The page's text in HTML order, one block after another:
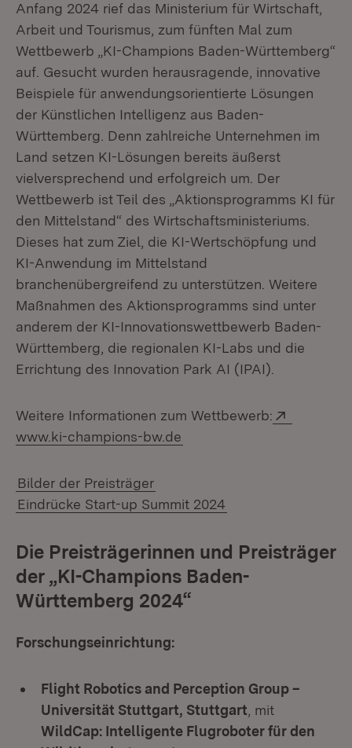
Anfang 2024 rief das Ministerium für Wirtschaft,
Arbeit und Tourismus, zum fünften Mal zum
Wettbewerb „KI-Champions Baden-Württemberg“
auf. Gesucht wurden herausragende, innovative
Beispiele für anwendungsorientierte Lösungen
der Künstlichen Intelligenz aus Baden-
Württemberg. Denn zahlreiche Unternehmen im
Land setzen KI-Lösungen bereits äußerst
vielversprechend und erfolgreich um. Der
Wettbewerb ist Teil des „Aktionsprogramms KI für
den Mittelstand“ des Wirtschaftsministeriums.
Dieses hat zum Ziel, die KI-Wertschöpfung und
KI-Anwendung im Mittelstand
branchenübergreifend zu unterstützen. Weitere
Maßnahmen des Aktionsprogramms sind unter
anderem der KI-Innovationswettbewerb Baden-
Württemberg, die regionalen KI-Labs und die
Errichtung des Innovation Park AI (IPAI).
Weitere Informationen zum Wettbewerb:
www.ki-champions-bw.de
Bilder der Preisträger
Eindrücke Start-up Summit 2024
Die Preisträgerinnen und Preisträger
der „KI-Champions Baden-
Württemberg 2024“
Forschungseinrichtung:
Flight Robotics and Perception Group –
Universität Stuttgart, Stuttgart , mit
WildCap: Intelligente Flugroboter für den